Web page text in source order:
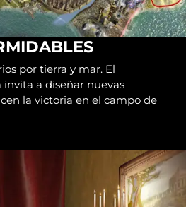
por tierra y mar. El
a diseñar nuevas
la victoria en el campo de